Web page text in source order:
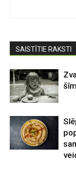
SAISTĪTIE RAKSTI